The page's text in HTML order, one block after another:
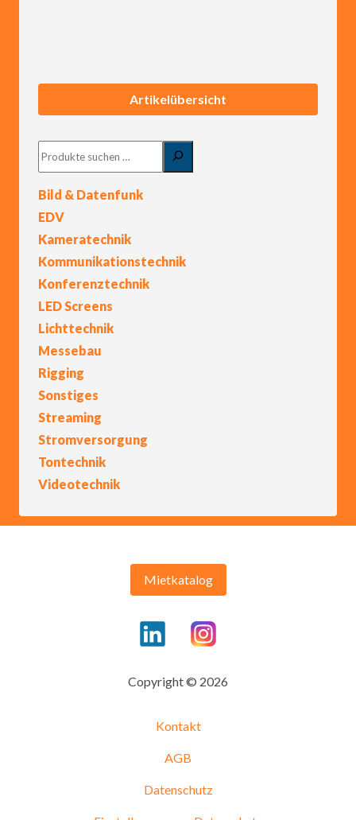
Artikelübersicht
Suchen
Bild & Datenfunk
EDV
Kameratechnik
Kommunikationstechnik
Konferenztechnik
LED Screens
Lichttechnik
Messebau
Rigging
Sonstiges
Streaming
Stromversorgung
Tontechnik
Videotechnik
Mietkatalog
Copyright © 2026
Kontakt
AGB
Datenschutz